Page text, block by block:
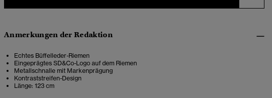
Anmerkungen der Redaktion
Echtes Büffelleder-Riemen
Eingeprägtes SD&Co-Logo auf dem Riemen
Metallschnalle mit Markenprägung
Kontraststreifen-Design
Länge: 123 cm